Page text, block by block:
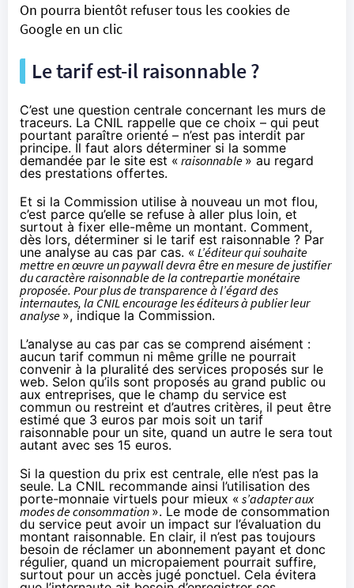
On pourra bientôt refuser tous les cookies de
Google en un clic
Le tarif est-il raisonnable ?
C’est une question centrale concernant les murs de
traceurs. La CNIL rappelle que ce choix – qui peut
pourtant paraître orienté – n’est pas interdit par
principe. Il faut alors déterminer si la somme
demandée par le site est « raisonnable » au regard
des prestations offertes.
Et si la Commission utilise à nouveau un mot flou,
c’est parce qu’elle se refuse à aller plus loin, et
surtout à fixer elle-même un montant. Comment,
dès lors, déterminer si le tarif est raisonnable ? Par
une analyse au cas par cas. « L’éditeur qui souhaite
mettre en œuvre un paywall devra être en mesure de justifier
du caractère raisonnable de la contrepartie monétaire
proposée. Pour plus de transparence à l’égard des
internautes, la CNIL encourage les éditeurs à publier leur
analyse », indique la Commission.
L’analyse au cas par cas se comprend aisément :
aucun tarif commun ni même grille ne pourrait
convenir à la pluralité des services proposés sur le
web. Selon qu’ils sont proposés au grand public ou
aux entreprises, que le champ du service est
commun ou restreint et d’autres critères, il peut être
estimé que 3 euros par mois soit un tarif
raisonnable pour un site, quand un autre le sera tout
autant avec ses 15 euros.
Si la question du prix est centrale, elle n’est pas la
seule. La CNIL recommande ainsi l’utilisation des
porte-monnaie virtuels pour mieux « s’adapter aux
modes de consommation ». Le mode de consommation
du service peut avoir un impact sur l’évaluation du
montant raisonnable. En clair, il n’est pas toujours
besoin de réclamer un abonnement payant et donc
régulier, quand un micropaiement pourrait suffire,
surtout pour un accès jugé ponctuel. Cela évitera